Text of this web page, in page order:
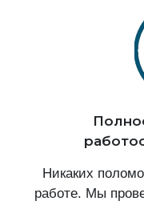
Никаких
работе. Мы